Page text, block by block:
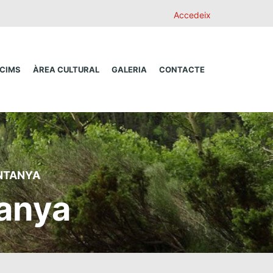
Accedeix
ÀREA CULTURAL GALERIA CONTACTE